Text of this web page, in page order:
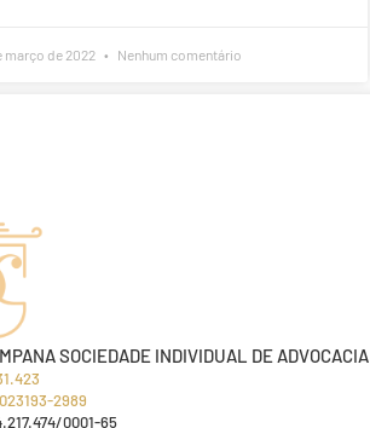
março de 2022 Nenhum comentário
SOCIEDADE INDIVIDUAL DE ADVOCACIA
2989
0001-65